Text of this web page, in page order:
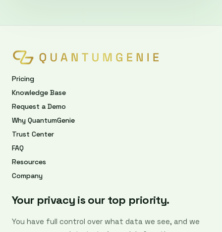
Pricing
Knowledge Base
Request a Demo
Why QuantumGenie
Trust Center
FAQ
Resources
Company
Your privacy is our top priority.
You have full control over what data we see, and we